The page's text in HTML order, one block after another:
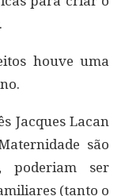
houve uma
Jacques Lacan
são
poderiam ser
(tanto o